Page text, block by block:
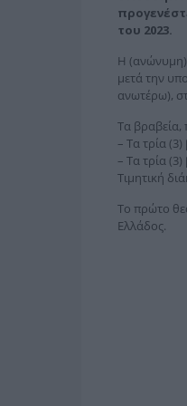
του 2023.
Η (ανώνυμη)
μετά την
ανωτέρω),
Τα βραβεία,
– Τα τρία
– Τα τρία
Τιμητική
Το πρώτο
Ελλάδος.